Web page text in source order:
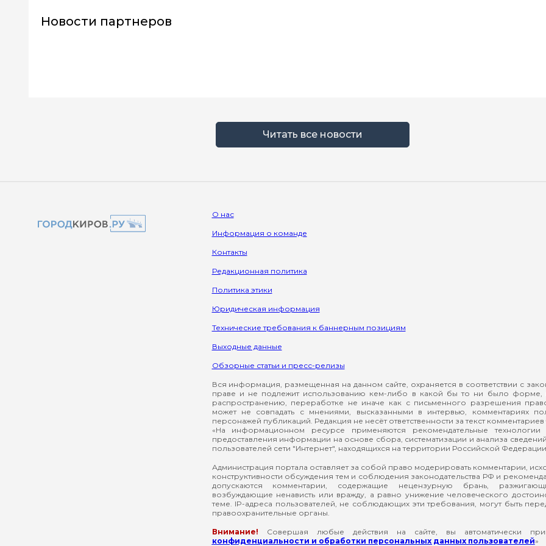
Новости партнеров
Читать все новости
О нас
Информация о команде
Контакты
Редакционная политика
Политика этики
Юридическая информация
Технические требования к баннерным позициям
Выходные данные
Обзорные статьи и пресс-релизы
Вся информация, размещенная на данном сайте, охраняется в соответствии с
праве и не подлежит использованию кем-либо в какой бы то ни было форме,
распространению, переработке не иначе как с письменного разрешения
может не совпадать с мнениями, высказанными в интервью, комментариях
персонажей публикаций. Редакция не несёт ответственности за текст комментариев
«На информационном ресурсе применяются рекомендательные технологии
предоставления информации на основе сбора, систематизации и анализа
пользователей сети "Интернет", находящихся на территории Российской
Администрация портала оставляет за собой право модерировать комментарии,
конструктивности обсуждения тем и соблюдения законодательства РФ и
допускаются комментарии, содержащие нецензурную брань,
возбуждающие ненависть или вражду, а равно унижение человеческого
теме. IP-адреса пользователей, не соблюдающих эти требования, могут быть
правоохранительные органы.
Внимание! Совершая любые действия на сайте, вы автоматически
конфиденциальности и обработки персональных данных пользователей»